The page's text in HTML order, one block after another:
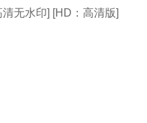
。”
无水印] [HD：高清版]